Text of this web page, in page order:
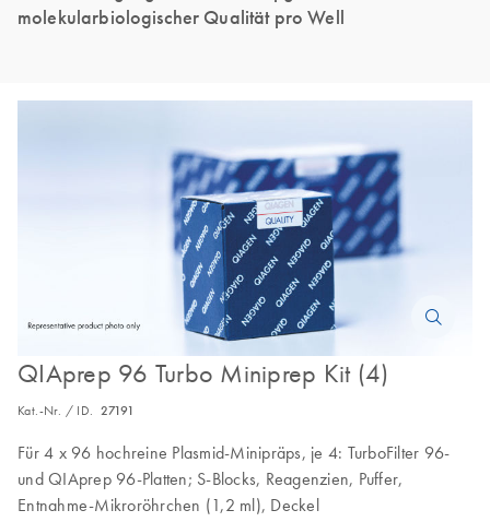
molekularbiologischer Qualität pro Well
QIAprep 96 Turbo Miniprep Kit (4)
Kat.-Nr. / ID.27191
Für 4 x 96 hochreine Plasmid-Minipräps, je 4: TurboFilter 96-
und QIAprep 96-Platten; S-Blocks, Reagenzien, Puffer,
Entnahme-Mikroröhrchen (1,2 ml), Deckel